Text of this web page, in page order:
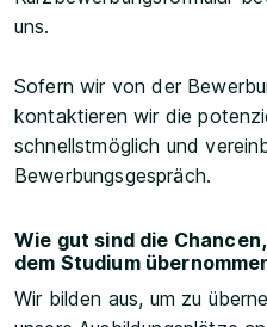
uns.
Sofern wir von der
kontaktieren wir die
schnellstmöglich und
Bewerbungsgespräch.
Wie gut sind die
dem Studium
Wir bilden aus, um zu